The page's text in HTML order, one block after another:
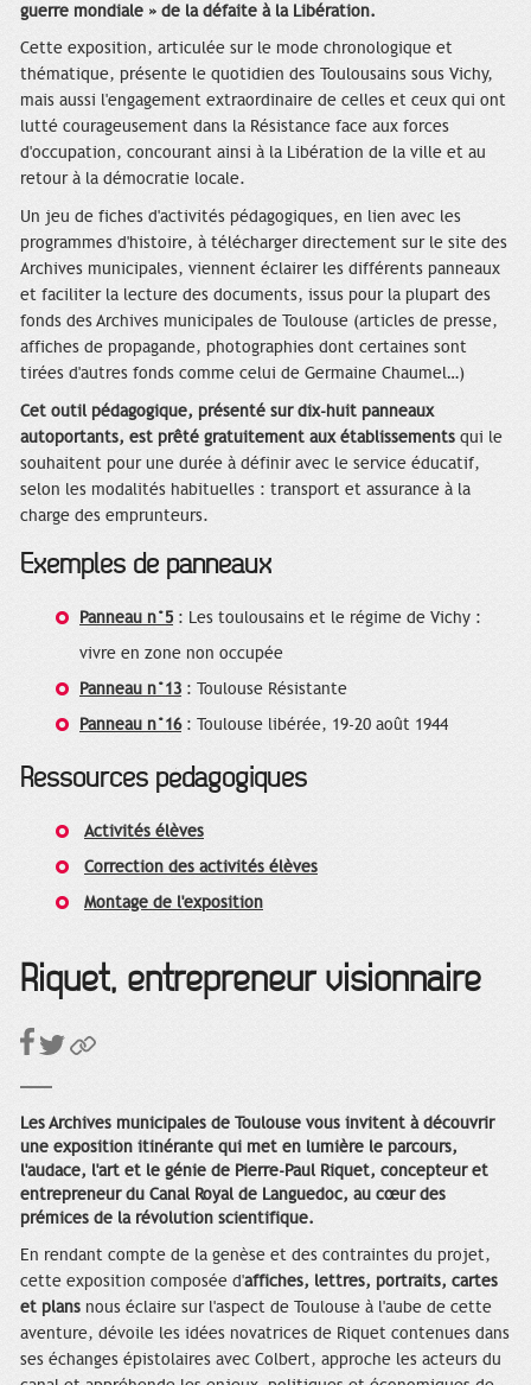
guerre mondiale » de la défaite à la Libération.
Cette exposition, articulée sur le mode chronologique et
thématique, présente le quotidien des Toulousains sous Vichy,
mais aussi l'engagement extraordinaire de celles et ceux qui ont
lutté courageusement dans la Résistance face aux forces
d'occupation, concourant ainsi à la Libération de la ville et au
retour à la démocratie locale.
Un jeu de fiches d'activités pédagogiques, en lien avec les
programmes d'histoire, à télécharger directement sur le site des
Archives municipales, viennent éclairer les différents panneaux
et faciliter la lecture des documents, issus pour la plupart des
fonds des Archives municipales de Toulouse (articles de presse,
affiches de propagande, photographies dont certaines sont
tirées d'autres fonds comme celui de Germaine Chaumel…)
Cet outil pédagogique, présenté sur dix-huit panneaux
autoportants, est prêté gratuitement aux établissements qui le
souhaitent pour une durée à définir avec le service éducatif,
selon les modalités habituelles : transport et assurance à la
charge des emprunteurs.
Exemples de panneaux
Panneau n°5 : Les toulousains et le régime de Vichy :
vivre en zone non occupée
Panneau n°13 : Toulouse Résistante
Panneau n°16: Toulouse libérée, 19-20 août 1944
Ressources pédagogiques
Activités élèves
Correction des activités élèves
Montage de l'exposition
Riquet, entrepreneur visionnaire
Les Archives municipales de Toulouse vous invitent à découvrir
une exposition itinérante qui met en lumière le parcours,
l'audace, l'art et le génie de Pierre-Paul Riquet, concepteur et
entrepreneur du Canal Royal de Languedoc, au cœur des
prémices de la révolution scientifique.
En rendant compte de la genèse et des contraintes du projet,
cette exposition composée d'affiches, lettres, portraits, cartes
et plans nous éclaire sur l'aspect de Toulouse à l'aube de cette
aventure, dévoile les idées novatrices de Riquet contenues dans
ses échanges épistolaires avec Colbert, approche les acteurs du